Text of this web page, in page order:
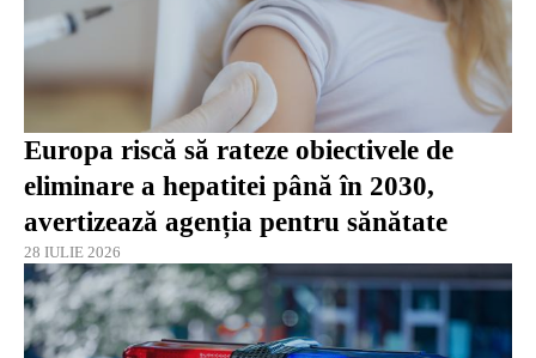
Europa riscă să rateze obiectivele de
eliminare a hepatitei până în 2030,
avertizează agenția pentru sănătate
28 IULIE 2026